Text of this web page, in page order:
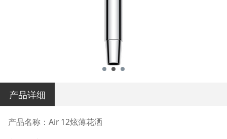
产品详细
产品名称：Air 12炫薄花洒